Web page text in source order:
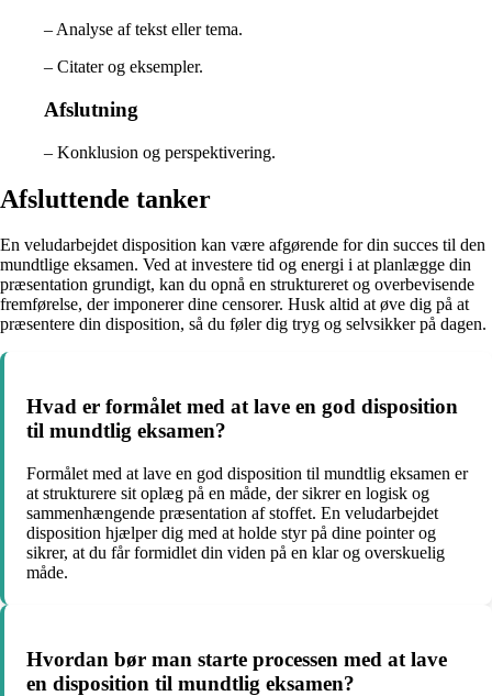
– Analyse af tekst eller tema.
– Citater og eksempler.
Afslutning
– Konklusion og perspektivering.
Afsluttende tanker
En veludarbejdet disposition kan være afgørende for din succes til den
mundtlige eksamen. Ved at investere tid og energi i at planlægge din
præsentation grundigt, kan du opnå en struktureret og overbevisende
fremførelse, der imponerer dine censorer. Husk altid at øve dig på at
præsentere din disposition, så du føler dig tryg og selvsikker på dagen.
Hvad er formålet med at lave en god disposition
til mundtlig eksamen?
Formålet med at lave en god disposition til mundtlig eksamen er
at strukturere sit oplæg på en måde, der sikrer en logisk og
sammenhængende præsentation af stoffet. En veludarbejdet
disposition hjælper dig med at holde styr på dine pointer og
sikrer, at du får formidlet din viden på en klar og overskuelig
måde.
Hvordan bør man starte processen med at lave
en disposition til mundtlig eksamen?